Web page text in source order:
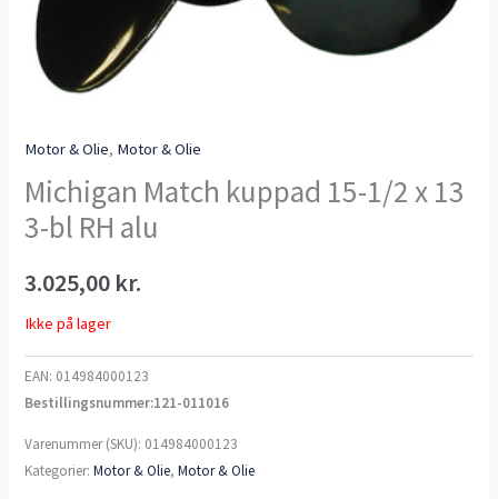
Motor & Olie, Motor & Olie
Michigan Match kuppad 15-1/2 x 13
3-bl RH alu
3.025,00 kr.
Ikke på lager
EAN: 014984000123
Bestillingsnummer:121-011016
Varenummer (SKU): 014984000123
Kategorier:Motor & Olie,Motor & Olie